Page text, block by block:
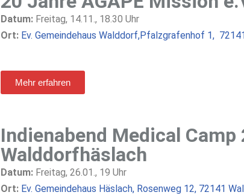
Datum:Freitag, 14.11., 18.30 Uhr
Ort: Ev. Gemeindehaus Walddorf,Pfalzgrafenhof 1,
Mehr erfahren
Indienabend Medical Camp
Walddorfhäslach
Datum:Freitag, 26.01., 19 Uhr
Ort: Ev. Gemeindehaus Häslach, Rosenweg 12, 72141